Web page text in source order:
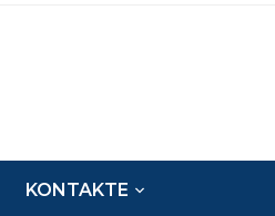
KONTAKTE